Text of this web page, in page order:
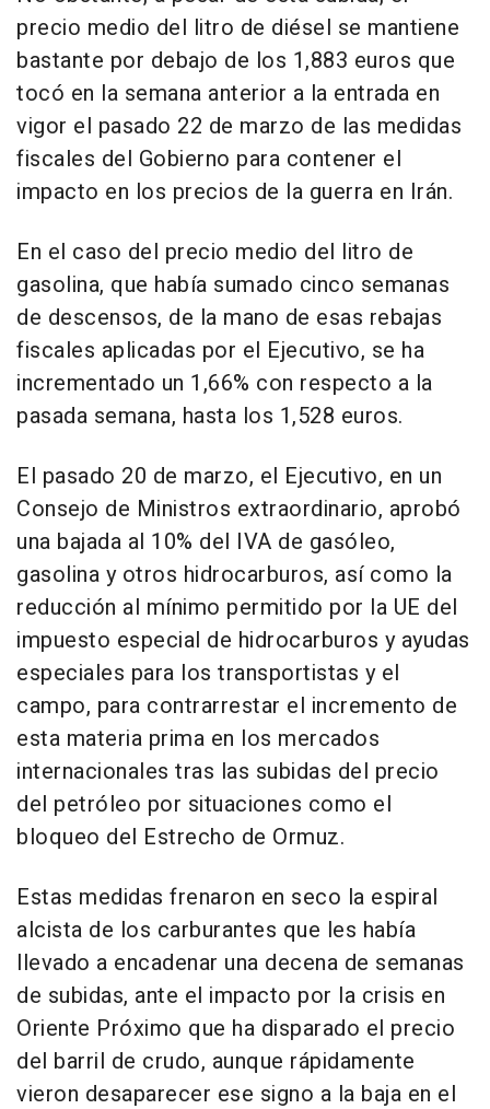
precio medio del litro de diésel se mantiene
bastante por debajo de los 1,883 euros que
tocó en la semana anterior a la entrada en
vigor el pasado 22 de marzo de las medidas
fiscales del Gobierno para contener el
impacto en los precios de la guerra en Irán.
En el caso del precio medio del litro de
gasolina, que había sumado cinco semanas
de descensos, de la mano de esas rebajas
fiscales aplicadas por el Ejecutivo, se ha
incrementado un 1,66% con respecto a la
pasada semana, hasta los 1,528 euros.
El pasado 20 de marzo, el Ejecutivo, en un
Consejo de Ministros extraordinario, aprobó
una bajada al 10% del IVA de gasóleo,
gasolina y otros hidrocarburos, así como la
reducción al mínimo permitido por la UE del
impuesto especial de hidrocarburos y ayudas
especiales para los transportistas y el
campo, para contrarrestar el incremento de
esta materia prima en los mercados
internacionales tras las subidas del precio
del petróleo por situaciones como el
bloqueo del Estrecho de Ormuz.
Estas medidas frenaron en seco la espiral
alcista de los carburantes que les había
llevado a encadenar una decena de semanas
de subidas, ante el impacto por la crisis en
Oriente Próximo que ha disparado el precio
del barril de crudo, aunque rápidamente
vieron desaparecer ese signo a la baja en el